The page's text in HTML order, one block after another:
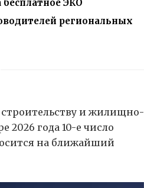
ЭКО
региональных
и жилищно-
2026 года 10-е число
на ближайший